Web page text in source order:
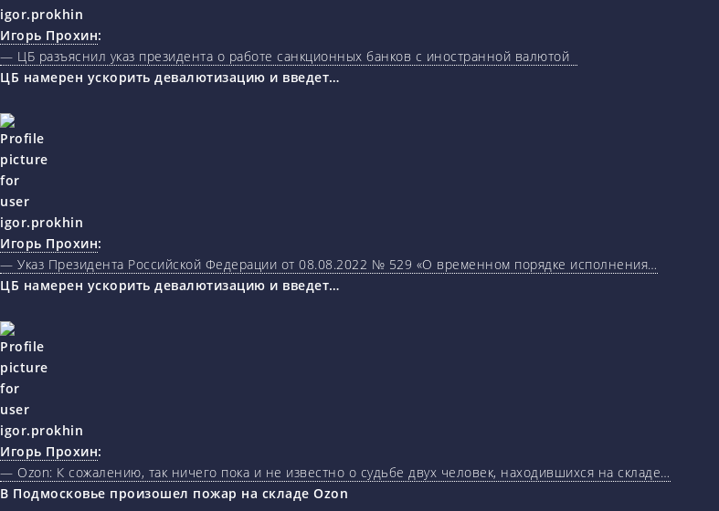
Игорь Прохин:
— ЦБ разъяснил указ президента о работе санкционных банков с иностранной валютой
ЦБ намерен ускорить девалютизацию и введет…
Игорь Прохин:
— Указ Президента Российской Федерации от 08.08.2022 № 529 «О временном порядке исполнения…
ЦБ намерен ускорить девалютизацию и введет…
Игорь Прохин:
— Ozon: К сожалению, так ничего пока и не известно о судьбе двух человек, находившихся на складе…
В Подмосковье произошел пожар на складе Ozon